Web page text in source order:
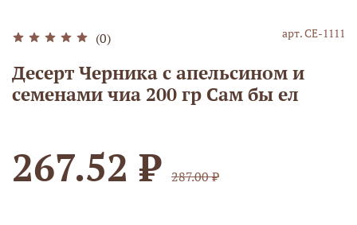
(0) арт.СЕ-1111
Десерт Черника с апельсином и
семенами чиа 200 гр Сам бы ел
267.52 ₽ 287.00 ₽